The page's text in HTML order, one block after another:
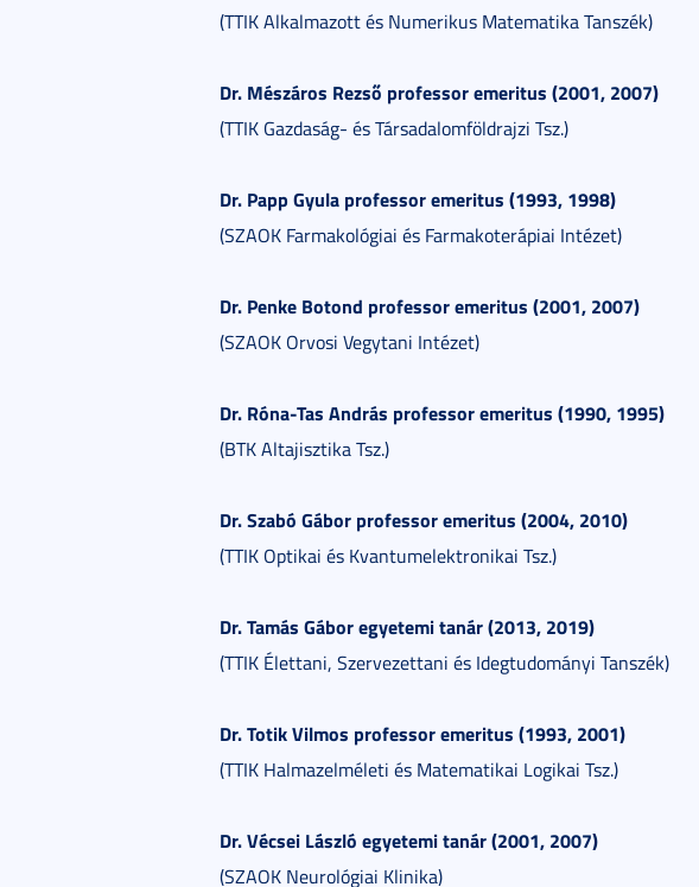
(TTIK Alkalmazott és Numerikus Matematika Tanszék)
Dr. Mészáros Rezső professor emeritus (2001, 2007)
(TTIK Gazdaság- és Társadalomföldrajzi Tsz.)
Dr. Papp Gyula professor emeritus (1993, 1998)
(SZAOK Farmakológiai és Farmakoterápiai Intézet)
Dr. Penke Botond professor emeritus (2001, 2007)
(SZAOK Orvosi Vegytani Intézet)
Dr. Róna-Tas András professor emeritus (1990, 1995)
(BTK Altajisztika Tsz.)
Dr. Szabó Gábor professor emeritus (2004, 2010)
(TTIK Optikai és Kvantumelektronikai Tsz.)
Dr. Tamás Gábor egyetemi tanár (2013, 2019)
(TTIK Élettani, Szervezettani és Idegtudományi Tanszék)
Dr. Totik Vilmos professor emeritus (1993, 2001)
(TTIK Halmazelméleti és Matematikai Logikai Tsz.)
Dr. Vécsei László egyetemi tanár (2001, 2007)
(SZAOK Neurológiai Klinika)